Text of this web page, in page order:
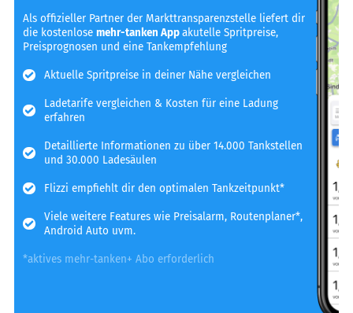
Als offizieller Partner der Markttransparenzstelle liefert dir
die kostenlosemehr-tanken Appakutelle Spritpreise,
Preisprognosen und eine Tankempfehlung
Aktuelle Spritpreise in deiner Nähe vergleichen
Ladetarife vergleichen & Kosten für eine Ladung
erfahren
Detaillierte Informationen zu über 14.000 Tankstellen
und 30.000 Ladesäulen
Flizzi empfiehlt dir den optimalen Tankzeitpunkt*
Viele weitere Features wie Preisalarm, Routenplaner*,
Android Auto uvm.
*aktives mehr-tanken+ Abo erforderlich